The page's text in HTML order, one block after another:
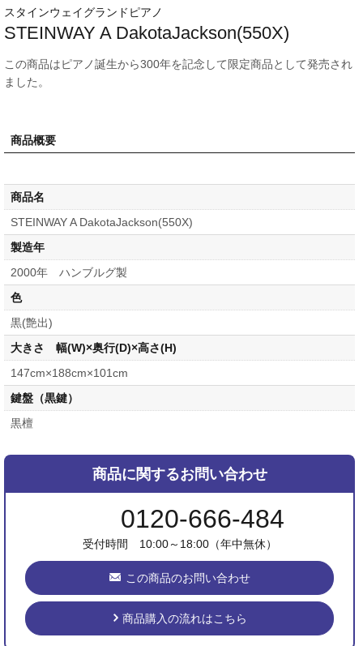
スタインウェイグランドピアノ
STEINWAY A DakotaJackson(550X)
この商品はピアノ誕生から300年を記念して限定商品として発売され
ました。
商品概要
商品名
STEINWAY A DakotaJackson(550X)
製造年
2000年 ハンブルグ製
色
黒(艶出)
大きさ 幅(W)×奥行(D)×高さ(H)
147cm×188cm×101cm
鍵盤（黒鍵）
黒檀
商品に関するお問い合わせ
0120-666-484
受付時間 10:00～18:00（年中無休）
この商品のお問い合わせ
商品購入の流れはこちら